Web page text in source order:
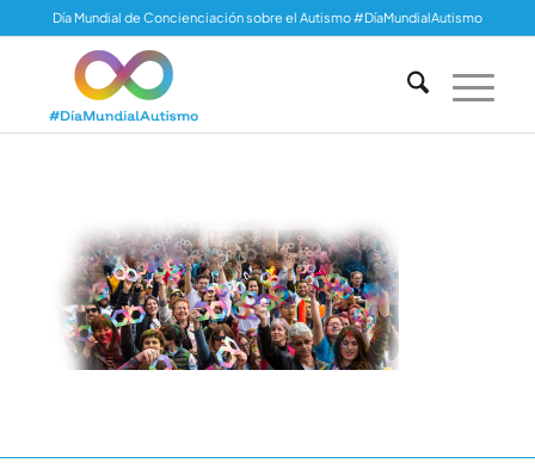
Día Mundial de Concienciación sobre el Autismo #DíaMundialAutismo